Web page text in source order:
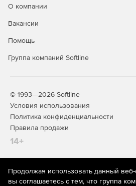
Интеграция с VMware vCenter –
машин и релевантные
защита развертывается
О компании
Вакансии
Помощь
Группа компаний Softline
© 1993—2026 Softline
Условия использования
Политика конфиденциальности
Правила продажи
14+
На информационном ресурсе
Продолжая использовать данный веб-
вы соглашаетесь с тем, что группа